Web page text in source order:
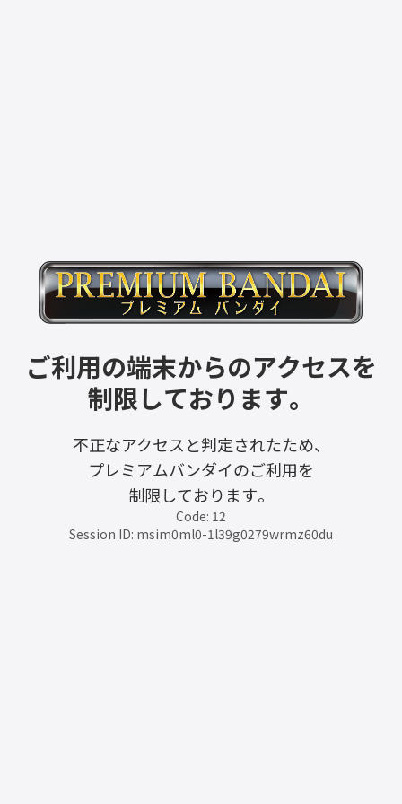
ご利用の端末からのアクセスを
制限しております。
不正なアクセスと判定されたため、
プレミアムバンダイのご利用を
制限しております。
Code: 12
Session ID: msim0ml0-1l39g0279wrmz60du